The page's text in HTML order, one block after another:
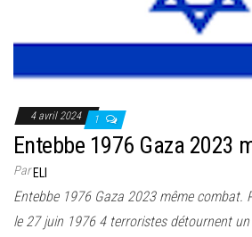
4 avril 2024 1
Entebbe 1976 Gaza 2023
ParELI
Entebbe 1976 Gaza 2023 même combat.
le 27 juin 1976 4 terroristes détournent un